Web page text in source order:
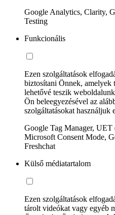
Google Analytics, Clarity,
Testing
Funkcionális
Ezen szolgáltatások
biztosítani Önnek, amelyek
lehetővé teszik
Ön beleegyezésével az
szolgáltatásokat használjuk
Google Tag Manager,
Microsoft Consent Mode,
Freshchat
Külső médiatartalom
Ezen szolgáltatások
tárolt videókat vagy egyéb